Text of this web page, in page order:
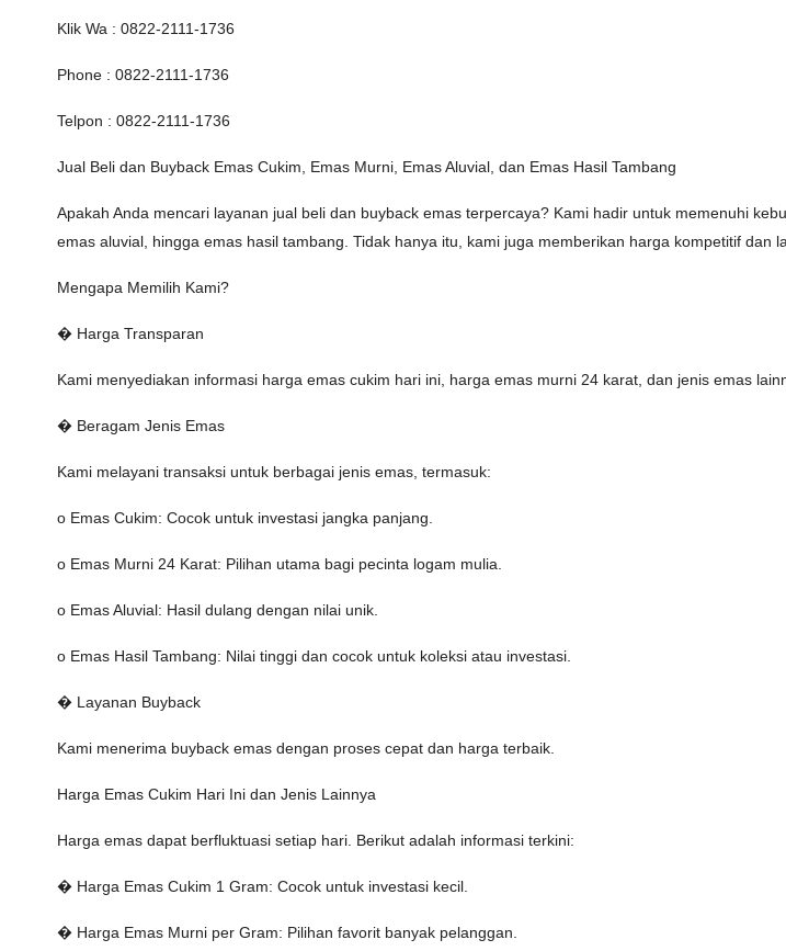
Klik Wa : 0822-2111-1736
Phone : 0822-2111-1736
Telpon : 0822-2111-1736
Jual Beli dan Buyback Emas Cukim, Emas Murni, Emas Aluvial, dan Emas Hasil Tambang
Apakah Anda mencari layanan jual beli dan buyback emas terpercaya? Kami hadir untuk memenuhi
emas aluvial, hingga emas hasil tambang. Tidak hanya itu, kami juga memberikan harga kompetitif dan
Mengapa Memilih Kami?
� Harga Transparan
Kami menyediakan informasi harga emas cukim hari ini, harga emas murni 24 karat, dan jenis emas
� Beragam Jenis Emas
Kami melayani transaksi untuk berbagai jenis emas, termasuk:
o Emas Cukim: Cocok untuk investasi jangka panjang.
o Emas Murni 24 Karat: Pilihan utama bagi pecinta logam mulia.
o Emas Aluvial: Hasil dulang dengan nilai unik.
o Emas Hasil Tambang: Nilai tinggi dan cocok untuk koleksi atau investasi.
� Layanan Buyback
Kami menerima buyback emas dengan proses cepat dan harga terbaik.
Harga Emas Cukim Hari Ini dan Jenis Lainnya
Harga emas dapat berfluktuasi setiap hari. Berikut adalah informasi terkini:
� Harga Emas Cukim 1 Gram: Cocok untuk investasi kecil.
� Harga Emas Murni per Gram: Pilihan favorit banyak pelanggan.